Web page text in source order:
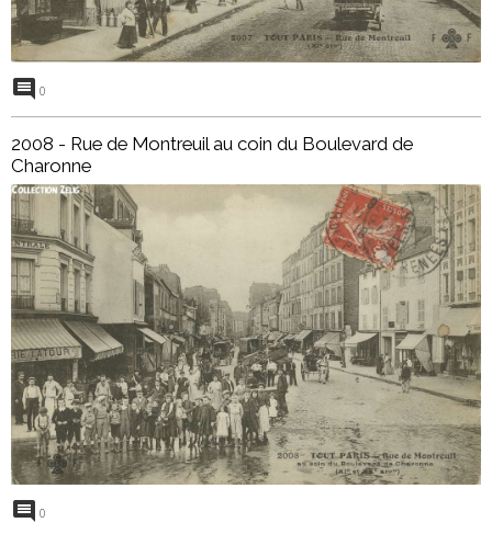
0
2008 - Rue de Montreuil au coin du Boulevard de
Charonne
0